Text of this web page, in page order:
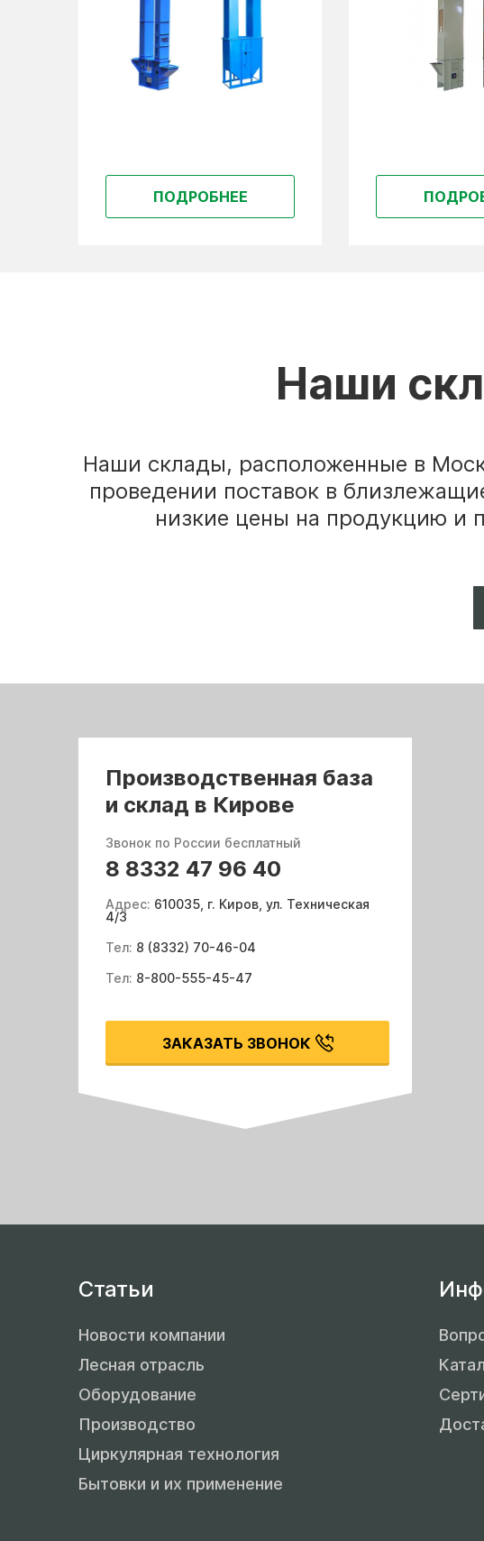
ПОДРОБНЕЕ
Наши
Наши склады, расположенные в
проведении поставок в
низкие цены на продукцию и
Производственная база
и склад в Кирове
Звонок по России бесплатный
8 8332 47 96 40
Адрес: 610035, г. Киров, ул. Техническая
4/3
Тел: 8 (8332) 70-46-04
Тел: 8-800-555-45-47
ЗАКАЗАТЬ ЗВОНОК
Статьи
Новости компании
Лесная отрасль
Оборудование
Производство
Циркулярная технология
Бытовки и их применение